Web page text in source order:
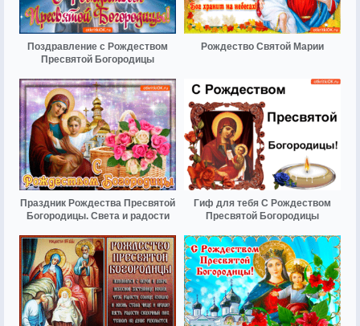
Поздравление с Рождеством
Пресвятой Богородицы
Рождество Святой Марии
Праздник Рождества Пресвятой
Богородицы. Света и радости
Гиф для тебя С Рождеством
Пресвятой Богородицы